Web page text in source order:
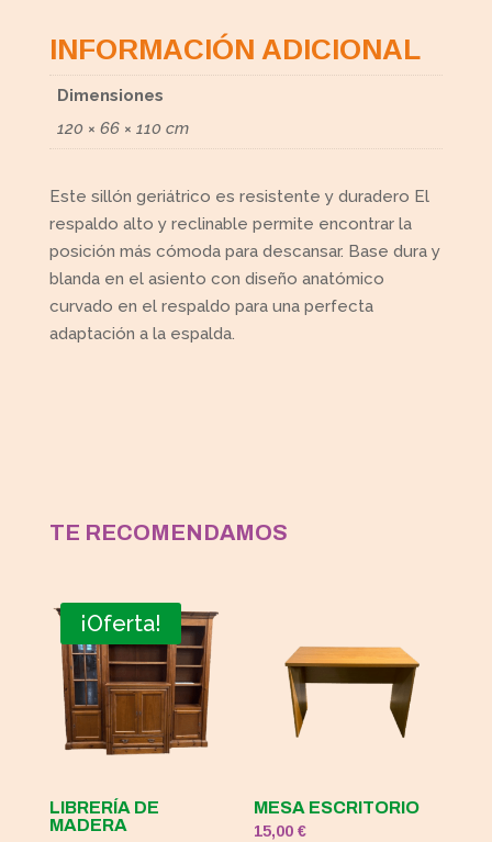
INFORMACIÓN ADICIONAL
Dimensiones
120 × 66 × 110 cm
Este sillón geriátrico es resistente y duradero El
respaldo alto y reclinable permite encontrar la
posición más cómoda para descansar. Base dura y
blanda en el asiento con diseño anatómico
curvado en el respaldo para una perfecta
adaptación a la espalda.
TE RECOMENDAMOS
¡Oferta!
LIBRERÍA DE
MADERA
MESA ESCRITORIO
15,00€